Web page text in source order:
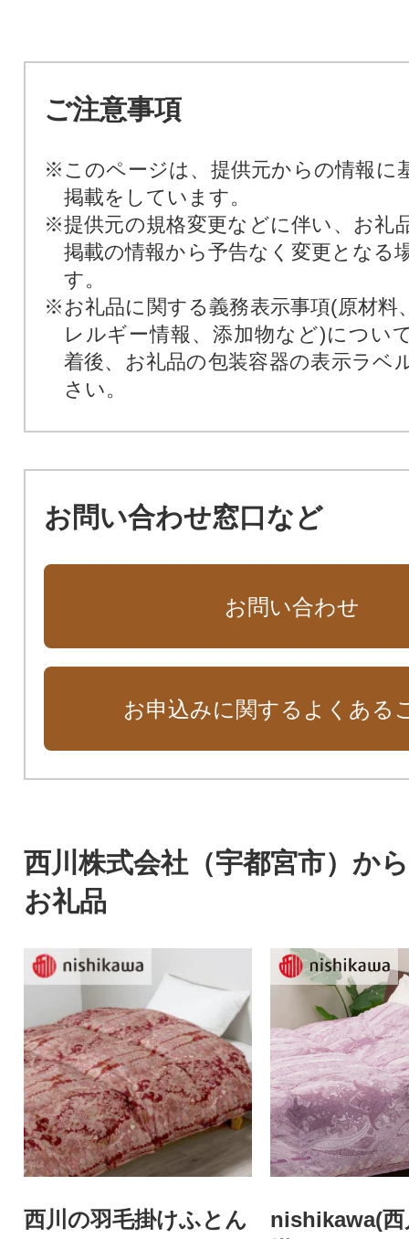
ご注意事項
※このページは、提供元からの情報に
掲載をしています。
※提供元の規格変更などに伴い、お礼
掲載の情報から予告なく変更となる
す。
※お礼品に関する義務表示事項(原材料
レルギー情報、添加物など)につい
着後、お礼品の包装容器の表示ラベ
さい。
お問い合わせ窓口など
お問い合わせ
お申込みに関するよくある
西川株式会社（宇都宮市）か
お礼品
西川の羽毛掛けふとん
nishikawa(西